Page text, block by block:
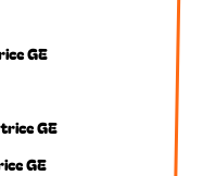
GE
GE
GE